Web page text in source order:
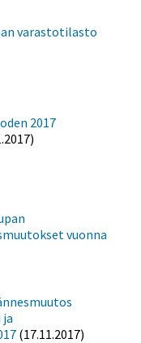
varastotilasto
2017
vuonna
(17.11.2017)